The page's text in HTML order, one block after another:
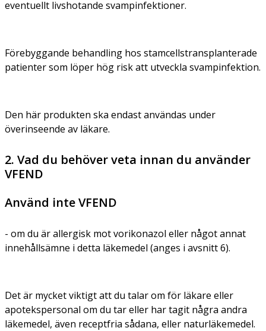
eventuellt livshotande svampinfektioner.
Förebyggande behandling hos stamcellstransplanterade
patienter som löper hög risk att utveckla svampinfektion.
Den här produkten ska endast användas under
överinseende av läkare.
2. Vad du behöver veta innan du använder
VFEND
Använd inte VFEND
- om du är allergisk mot vorikonazol eller något annat
innehållsämne i detta läkemedel (anges i avsnitt 6).
Det är mycket viktigt att du talar om för läkare eller
apotekspersonal om du tar eller har tagit några andra
läkemedel, även receptfria sådana, eller naturläkemedel.